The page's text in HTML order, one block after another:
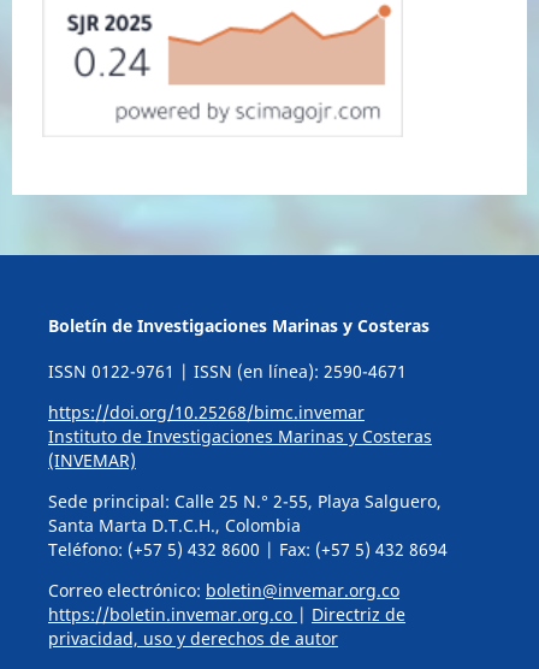
Boletín de Investigaciones Marinas y Costeras
ISSN 0122-9761 | ISSN (en línea): 2590-4671
https://doi.org/10.25268/bimc.invemar
Instituto de Investigaciones Marinas y Costeras
(INVEMAR)
Sede principal: Calle 25 N.° 2-55, Playa Salguero,
Santa Marta D.T.C.H., Colombia
Teléfono: (+57 5) 432 8600 | Fax: (+57 5) 432 8694
Correo electrónico: boletin@invemar.org.co
https://boletin.invemar.org.co | Directriz de
privacidad, uso y derechos de autor